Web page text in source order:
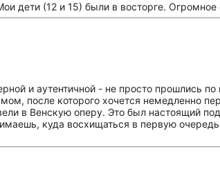
дети (12 и 15) были в восторге.
и аутентичной - не просто прошлись
после которого хочется немедленно
в Венскую оперу. Это был настоящий
куда восхищаться в первую